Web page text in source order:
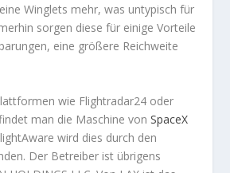
Winglets mehr, was untypisch für
sorgen diese für einige Vorteile
eine größere Reichweite
wie Flightradar24 oder
man die Maschine vonSpaceX
wird dies durch den
Der Betreiber ist übrigens